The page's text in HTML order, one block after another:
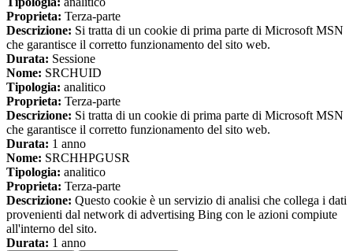
Proprieta: Terza-parte
Descrizione: Si tratta di un cookie di prima parte di Microsoft MSN
che garantisce il corretto funzionamento del sito web.
Durata: Sessione
Nome: SRCHUID
Tipologia: analitico
Proprieta: Terza-parte
Descrizione: Si tratta di un cookie di prima parte di Microsoft MSN
che garantisce il corretto funzionamento del sito web.
Durata: 1 anno
Nome: SRCHHPGUSR
Tipologia: analitico
Proprieta: Terza-parte
Descrizione: Questo cookie è un servizio di analisi che collega i dati
provenienti dal network di advertising Bing con le azioni compiute
all'interno del sito.
Durata: 1 anno